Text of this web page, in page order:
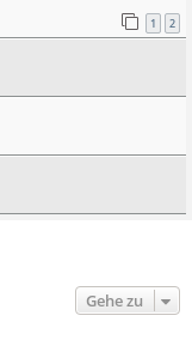
1 2
Gehe zu